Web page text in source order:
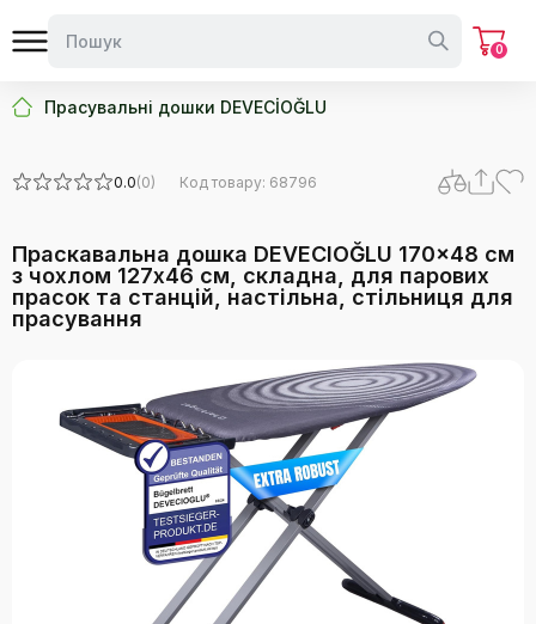
0
Прасувальні дошки DEVECİOĞLU
0.0(0) Код товару: 68796
Праскавальна дошка DEVECIOĞLU 170x48 см
з чохлом 127x46 см, складна, для парових
прасок та станцій, настільна, стільниця для
прасування